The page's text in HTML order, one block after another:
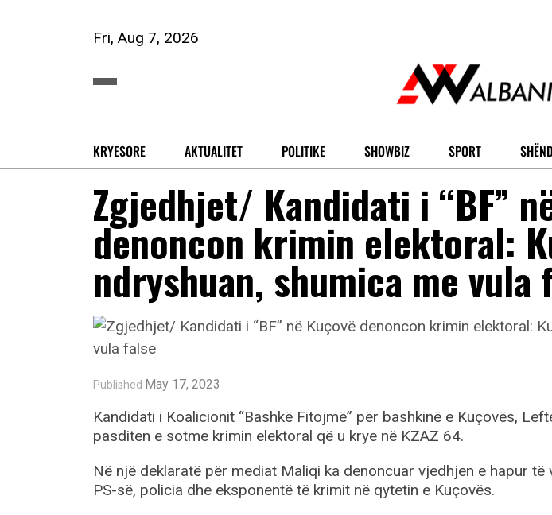
Fri, Aug 7, 2026
KRYESORE AKTUALITET POLITIKE SHOWBIZ SPORT
Zgjedhjet/ Kandidati i “BF”
denoncon krimin elektoral:
ndryshuan, shumica me vula
Published May 17, 2023
Kandidati i Koalicionit “Bashkë Fitojmë” për bashkinë e Kuçovës,
pasditen e sotme krimin elektoral që u krye në KZAZ 64.
Në një deklaratë për mediat Maliqi ka denoncuar vjedhjen e hapur
PS-së, policia dhe eksponentë të krimit në qytetin e Kuçovës.